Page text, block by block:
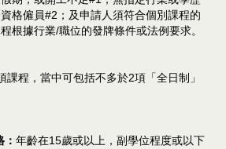
格僱員#2；及申請人須符合個別課程的
根據行業/職位的發牌條件或法例要求。
課程，當中可包括不多於2項「全日制」
：年齡在15歲或以上，副學位程度或以下